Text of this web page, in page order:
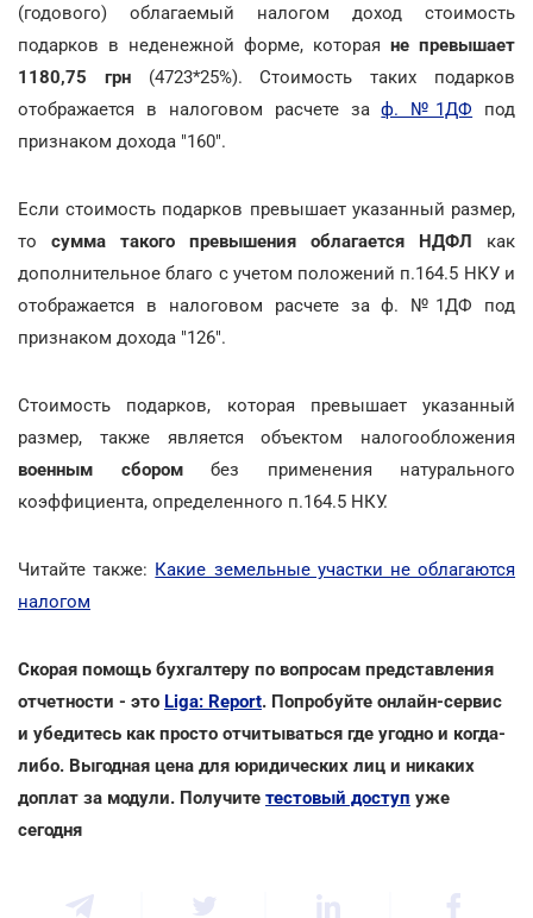
(годового) облагаемый налогом доход стоимость
подарков в неденежной форме, которая не превышает
1180,75 грн(4723*25%). Стоимость таких подарков
отображается в налоговом расчете заф. №1ДФ под
признаком дохода "160".
Если стоимость подарков превышает указанный размер,
то сумма такого превышения облагается НДФЛ как
дополнительное благо с учетом положений п.164.5 НКУ и
отображается в налоговом расчете за ф. №1ДФ под
признаком дохода "126".
Стоимость подарков, которая превышает указанный
размер, также является объектом налогообложения
военным сборомбез применения натурального
коэффициента, определенного п.164.5 НКУ.
Читайте также: Какие земельные участки не облагаются
налогом
Скорая помощь бухгалтеру по вопросам представления
отчетности - это Liga: Report. Попробуйте онлайн-сервис
и убедитесь как просто отчитываться где угодно и когда-
либо. Выгодная цена для юридических лиц и никаких
доплат за модули. Получите тестовый доступ уже
сегодня